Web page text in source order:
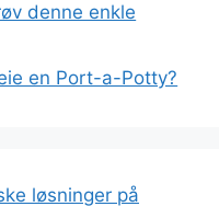
denne enkle
en Port-a-Potty?
løsninger på